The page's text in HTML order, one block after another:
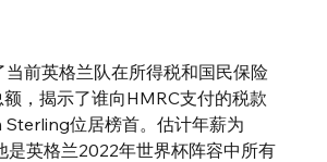
当前英格兰队在所得税和国民保险
，揭示了谁向HMRC支付的税款
Sterling位居榜首。估计年薪为
是英格兰2022年世界杯阵容中所有